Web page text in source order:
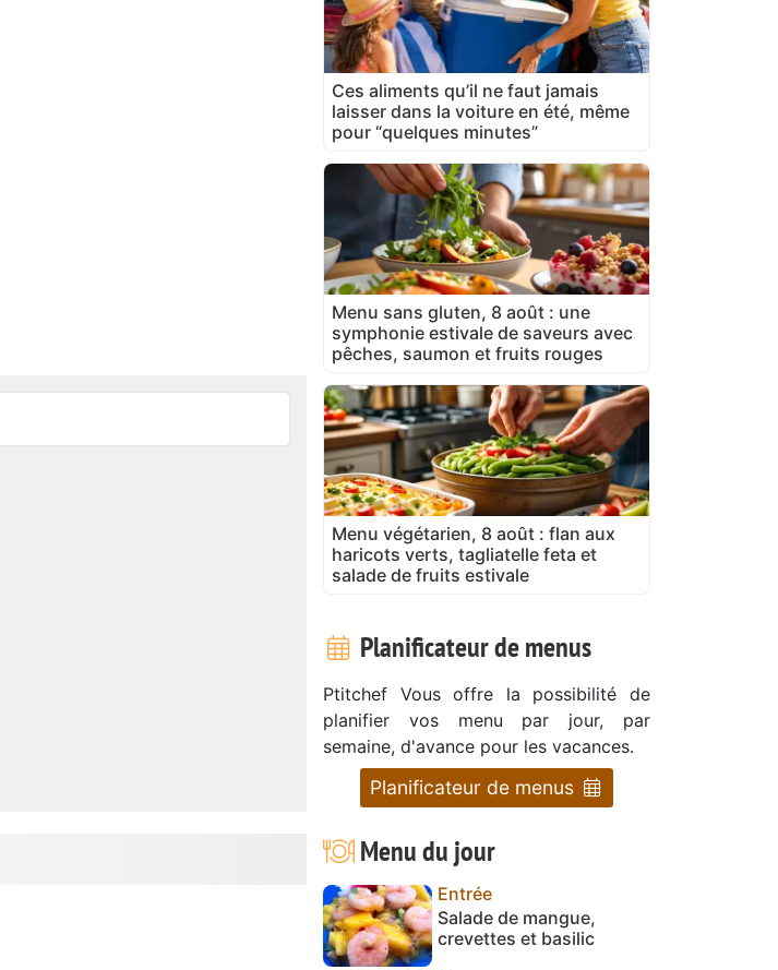
Ces aliments qu’il ne faut jamais
laisser dans la voiture en été, même
pour “quelques minutes”
Menu sans gluten, 8 août : une
symphonie estivale de saveurs avec
pêches, saumon et fruits rouges
Menu végétarien, 8 août : flan aux
haricots verts, tagliatelle feta et
salade de fruits estivale
Planificateur de menus
Ptitchef Vous offre la possibilité de
planifier vos menu par jour, par
semaine, d'avance pour les vacances.
Planificateur de menus
Menu du jour
Entrée
Salade de mangue,
crevettes et basilic